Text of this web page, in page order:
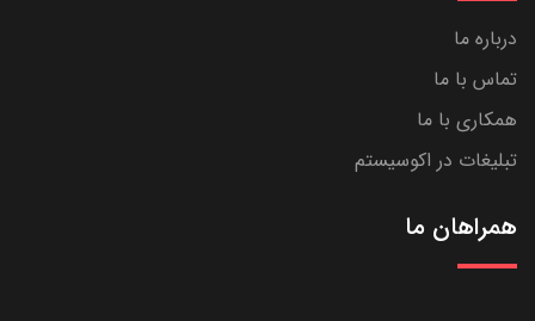
درباره ما
تماس با ما
همکاری با ما
تبلیغات در اکوسیستم
همراهان ما